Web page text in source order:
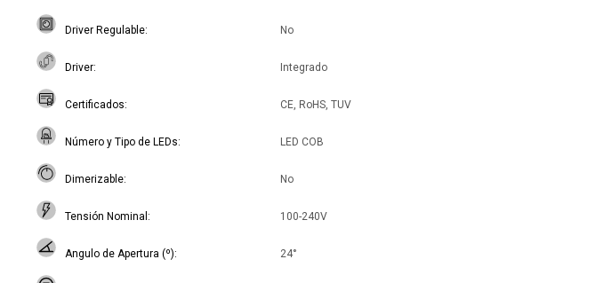
Driver Regulable No
Driver Integrado
Certificados CE, RoHS, TUV
Número y Tipo de LEDs LED COB
Dimerizable No
Tensión Nominal 100-240V
Angulo de Apertura (º) 24°